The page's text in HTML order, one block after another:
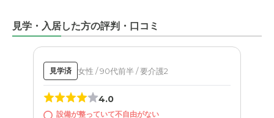
見学・入居した方の評判・口コミ
見学済 女性 / 90代前半 / 要介護2
4.0
設備が整っていて不自由がない